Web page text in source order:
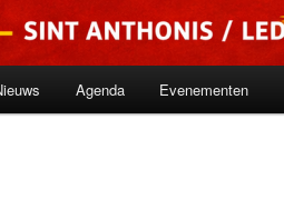
Agenda Evenementen